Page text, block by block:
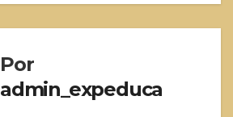
Por
admin_expeduca